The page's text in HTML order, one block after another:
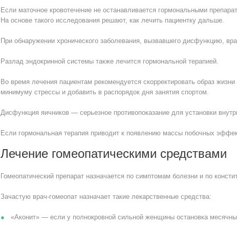
Если маточное кровотечение не останавливается гормональными
На основе такого исследования решают, как лечить пациентку дальше.
При обнаружении хронического заболевания, вызвавшего дисфункцию,
Разлад эндокринной системы также лечится гормональной терапией.
Во время лечения пациентам рекомендуется скорректировать образ
минимуму стрессы и добавить в распорядок дня занятия спортом.
Дисфункция яичников — серьезное противопоказание для установки
Если гормональная терапия приводит к появлению массы побочных
Лечение гомеопатическими средствами
Гомеопатический препарат назначается по симптомам болезни и по
Зачастую врач-гомеопат назначает такие лекарственные средства:
«Аконит» — если у полнокровной сильной женщины остановка